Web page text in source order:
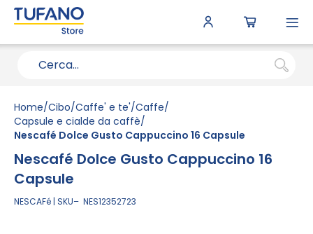
Home Cibo Caffe' e te' Caffe
Capsule e cialde da caffè
Nescafé Dolce Gusto Cappuccino 16 Capsule
Nescafé Dolce Gusto Cappuccino 16
Capsule
NESCAFé SKU NES12352723